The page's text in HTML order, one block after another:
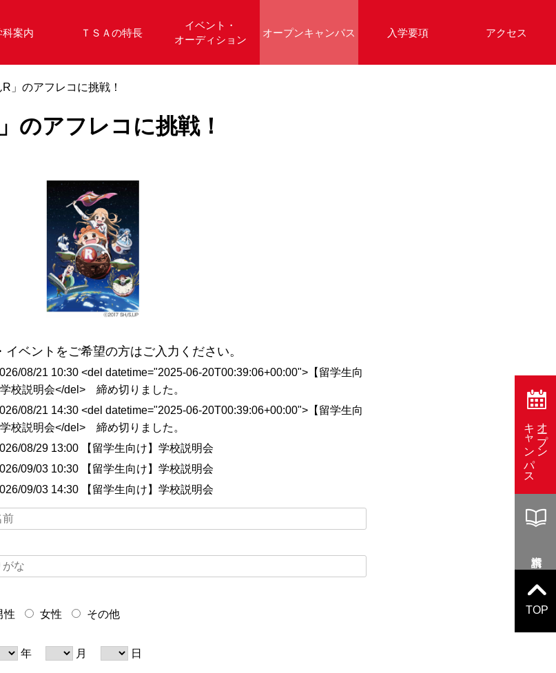
科案内 ＴＳＡの特長
イベント・
オーディション
オープンキャンパス 入学要項 アクセス
」のアフレコに挑戦！
のアフレコに挑戦！
イベントをご希望の方はご入力ください。
08/21 10:30 <del datetime="2025-06-20T00:39:06+00:00">【留学生向
校説明会</del> 締め切りました。
08/21 14:30 <del datetime="2025-06-20T00:39:06+00:00">【留学生向
校説明会</del> 締め切りました。
08/29 13:00 【留学生向け】学校説明会
09/03 10:30 【留学生向け】学校説明会
09/03 14:30 【留学生向け】学校説明会
性 女性 その他
年 月 日
オープン
キャンパス
TOP